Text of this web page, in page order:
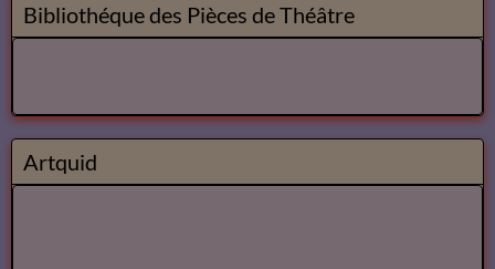
Bibliothéque des Pièces de Théâtre
Artquid